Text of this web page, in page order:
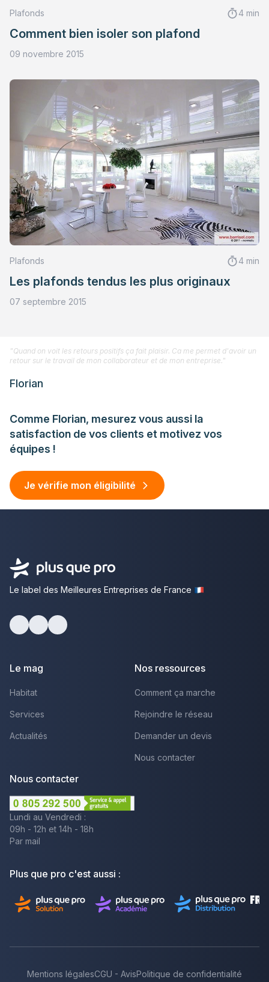
Plafonds 4 min
Comment bien isoler son plafond
09 novembre 2015
Plafonds 4 min
Les plafonds tendus les plus originaux
07 septembre 2015
Comme Florian, mesurez vous aussi la
satisfaction de vos clients et motivez vos
équipes !
Je vérifie mon éligibilité
"Quand on voit les retours positifs ça fait plaisir. Ca me permet d'avoir un
retour sur le travail de mon collaborateur et de mon entreprise."
Florian
Le label des Meilleures Entreprises de France
Le mag
Habitat
Services
Actualités
Nos ressources
Comment ça marche
Rejoindre le réseau
Demander un devis
Nous contacter
Nous contacter
Lundi au Vendredi :
09h - 12h et 14h - 18h
Par mail
Plus que pro c'est aussi :
Mentions légalesCGU - AvisPolitique de confidentialité